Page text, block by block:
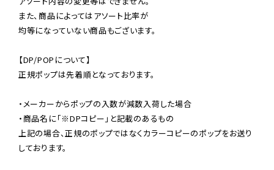
また、商品によってはアソート比率が
均等になっていない商品もございます。
【DP/POPについて】
正規ポップは先着順となっております。
・メーカーからポップの入数が減数入荷した場合
・商品名に「※DPコピー」と記載のあるもの
上記の場合、正規のポップではなくカラーコピーのポップをお送り
しております。